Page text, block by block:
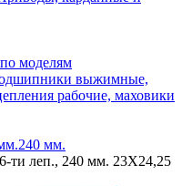
моделям
выжимные,
рабочие, маховики
240 мм.
ти леп., 240 мм. 23Х24,25